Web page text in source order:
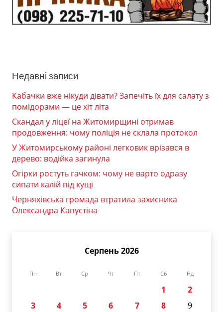
Недавні записи
Кабачки вже нікуди дівати? Запечіть їх для салату з
помідорами — це хіт літа
Скандал у ліцеї на Житомирщині отримав
продовження: чому поліція не склала протокол
У Житомирському районі легковик врізався в
дерево: водійка загинула
Огірки ростуть гачком: чому не варто одразу
сипати калій під кущі
Черняхівська громада втратила захисника
Олександра Капустіна
Серпень 2026
Пн Вт Ср Чт Пт Сб Нд
1
2
3
4 5 6 7 8
9